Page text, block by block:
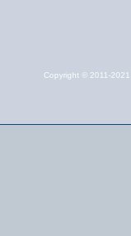
Copyright © 2011-